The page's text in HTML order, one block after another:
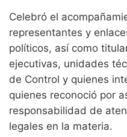
Celebró el
representantes y
políticos, así como
ejecutivas, unidades
de Control y quienes
quienes reconoció por
responsabilidad de
legales en la materia.